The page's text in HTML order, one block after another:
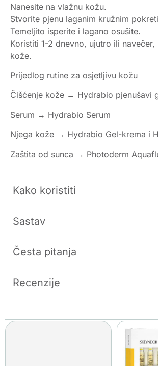
Nanesite na vlažnu kožu.
Stvorite pjenu laganim kružnim
Temeljito isperite i lagano osušite.
Koristiti 1-2 dnevno, ujutro ili navečer,
kože.
Prijedlog rutine za osjetljivu kožu
Čišćenje kože → Hydrabio pjenušavi
Serum → Hydrabio Serum
Njega kože → Hydrabio Gel-krema i
Zaštita od sunca → Photoderm
Kako koristiti
Sastav
Česta pitanja
Recenzije